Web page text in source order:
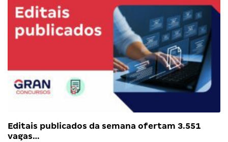
Editais publicados da semana ofertam 3.551
vagas…